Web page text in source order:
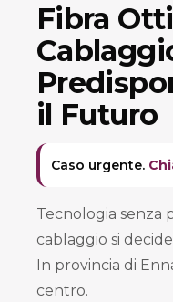
Fibra
il Futuro
Caso urgente.
Tecnologia senza
cablaggio si
In provincia di
centro.